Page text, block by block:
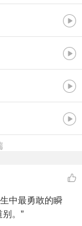
中最勇敢的瞬
。”